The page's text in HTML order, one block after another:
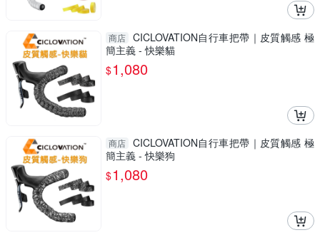
商店 CICLOVATION自行車把帶｜皮質觸感 極
簡主義 - 快樂貓
$1,080
商店 CICLOVATION自行車把帶｜皮質觸感 極
簡主義 - 快樂狗
$1,080